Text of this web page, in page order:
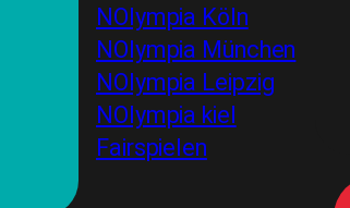
NOlympia Köln
NOlympia München
NOlympia Leipzig
NOlympia kiel
Fairspielen